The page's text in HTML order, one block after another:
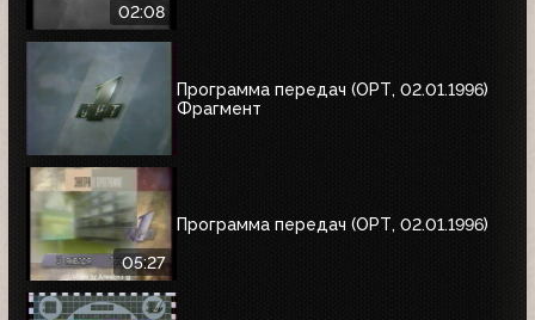
02:08
Программа передач (ОРТ, 02.01.1996)
Фрагмент
05:27
Программа передач (ОРТ, 02.01.1996)